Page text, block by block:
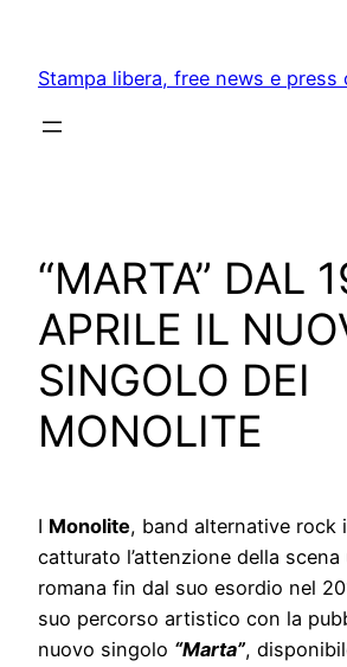
content
Stampa libera, free news e press
“MARTA” DAL
APRILE IL
SINGOLO DEI
MONOLITE
I Monolite, band alternative rock
catturato l’attenzione della
romana fin dal suo esordio nel
suo percorso artistico con la
nuovo singolo “Marta”,